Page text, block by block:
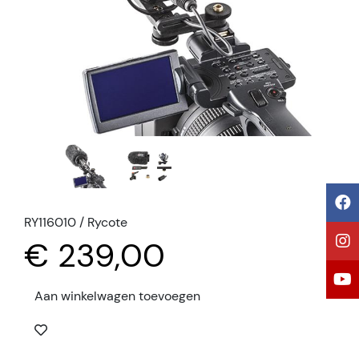
RY116010 / Rycote
€ 239,00
Aan winkelwagen toevoegen